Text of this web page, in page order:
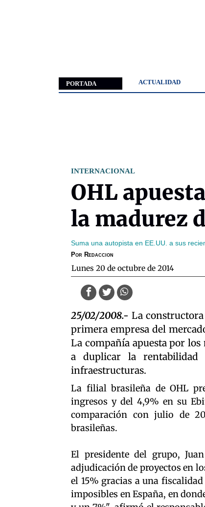
PORTADA ACTUALIDAD
INTERNACIONAL
OHL
la madurez
Suma una autopista en EE.UU. a sus
Por Redaccion
lunes 20 de octubre de 2014
25/02/2008.- La
primera empresa del
La compañía apuesta por
a duplicar la rentabilidad
infraestructuras.
La filial brasileña de OHL
ingresos y del 4,9% en su
comparación con julio de
brasileñas.
El presidente del grupo,
adjudicación de proyectos en
el 15% gracias a una
imposibles en España, en